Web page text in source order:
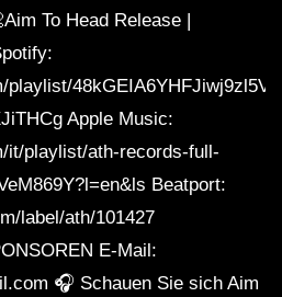
To Head Release |
playlist/
Apple Music:
it/playlist/ath-records-full-
Beatport:
label/ath/101427
E-Mail:
🎧 Schauen Sie sich Aim